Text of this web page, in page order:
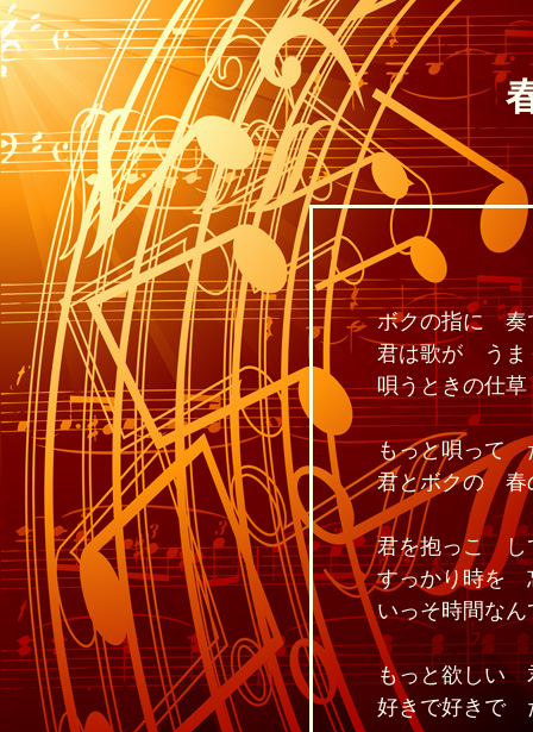
ボクの指に 奏
君は歌が う
唄うときの仕
もっと唄って
君とボクの 春
君を抱っこ し
すっかり時を
いっそ時間な
もっと欲しい
好きで好きで